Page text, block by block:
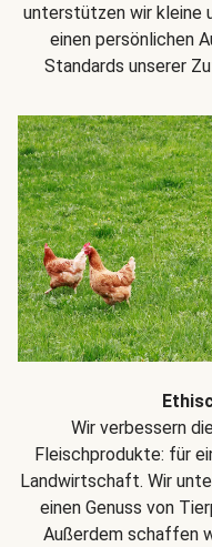
unterstützen wir kleine
einen persönlichen
Standards unserer
Wir verbessern
Fleischprodukte: für
Landwirtschaft. Wir
einen Genuss von
Außerdem schaffen